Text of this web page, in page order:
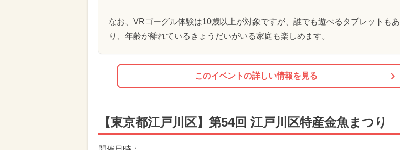
なお、VRゴーグル体験は10歳以上が対象ですが、誰でも遊べるタブレットもあ
り、年齢が離れているきょうだいがいる家庭も楽しめます。
このイベントの詳しい情報を見る
【東京都江戸川区】第54回 江戸川区特産金魚まつり